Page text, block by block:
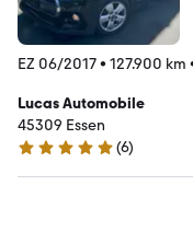
EZ 06/2017• 127.900 km
Lucas Automobile
45309 Essen
5 Sterne
(6)